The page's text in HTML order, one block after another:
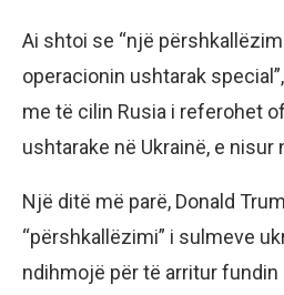
Ai shtoi se “një
operacionin ushtarak
me të cilin Rusia i referohet
ushtarake në Ukrainë, e
Një ditë më parë, Donald
“përshkallëzimi” i sulmeve
ndihmojë për të arritur fundin